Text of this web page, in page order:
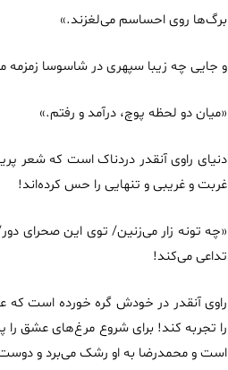
برگ‌ها روی احساسم می‌لغزند.»
و جایی چه زیبا سپهری در شاسوسا زمزمه
«میان دو لحظه‌ پوچ، درآمد و رفتم.»
دنیای راوی آنقدر دردناک است که شعر
غربت و غریبی و تنها‌یی را حس کرده‌اند!
«چه تونه زار می‌زنین/ توی این صحرای
تداعی می‌کند!
راوی آنقدر در خودش گره خورده است که
را تجربه کند! برای شروع مرغ‌های عشق را
است و محمد‌رضا به او رشک می‌برد و